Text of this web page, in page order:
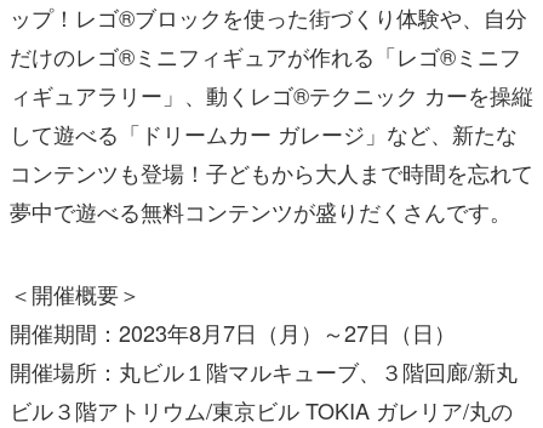
ップ！レゴ®ブロックを使った街づくり体験や、自分
だけのレゴ®ミニフィギュアが作れる「レゴ®ミニフ
ィギュアラリー」、動くレゴ®テクニック カーを操縦
して遊べる「ドリームカー ガレージ」など、新たな
コンテンツも登場！子どもから大人まで時間を忘れて
夢中で遊べる無料コンテンツが盛りだくさんです。
＜開催概要＞
開催期間：2023年8月7日（月）～27日（日）
開催場所：丸ビル１階マルキューブ、３階回廊/新丸
ビル３階アトリウム/東京ビル TOKIA ガレリア/丸の